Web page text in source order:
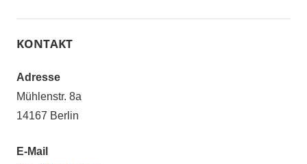
KONTAKT
Adresse
Mühlenstr. 8a
14167 Berlin
E-Mail